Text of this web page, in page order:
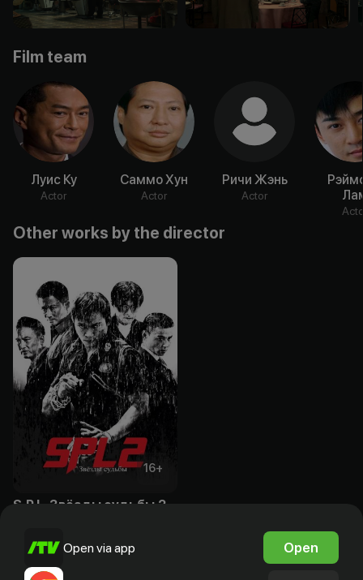
Film team
Луис Ку
Actor
Саммо Хун
Actor
Ричи Жэнь
Actor
Other works by the director
16+
S.P.L. Звёзды судьбы 2
Open via app Open